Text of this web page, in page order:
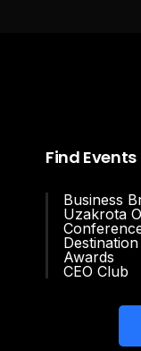
Find Events
Business
Uzakrota
Awards
CEO Club